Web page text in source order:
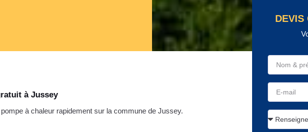
à Jussey
à chaleur rapidement sur la commune de Jussey.
DEVIS